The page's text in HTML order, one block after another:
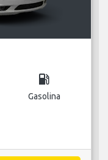
local_gas_station
Gasolina